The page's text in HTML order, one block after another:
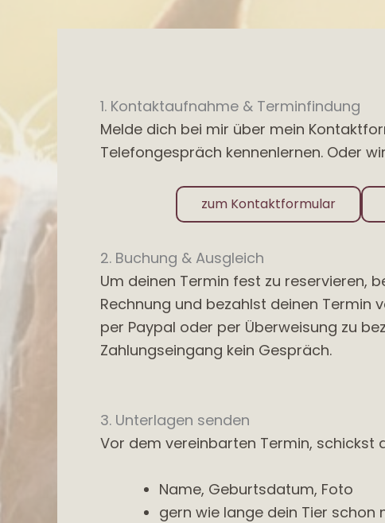
1. Kontaktaufnahme & Terminfindung
Melde dich bei mir über mein
Telefongespräch kennenlernen. Oder
zum Kontaktformular
2. Buchung & Ausgleich
Um deinen Termin fest zu reservieren,
Rechnung und bezahlst deinen Termin
per Paypal oder per Überweisung zu
Zahlungseingang kein Gespräch.
3. Unterlagen senden
Vor dem vereinbarten Termin, schickst
Name, Geburtsdatum, Foto
gern wie lange dein Tier schon